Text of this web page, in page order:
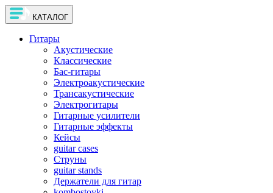
КАТАЛОГ
Гитары
Акустические
Классические
Бас-гитары
Электроакустические
Трансакустические
Электрогитары
Гитарные усилители
Гитарные эффекты
Кейсы
guitar cases
Струны
guitar stands
Держатели для гитар